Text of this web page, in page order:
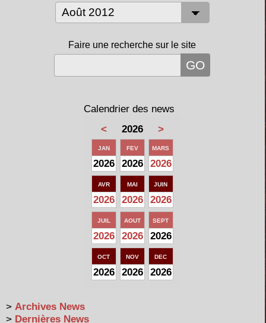
Faire une recherche sur le site
Calendrier des news
<
2026 >
JAN
2026
FEV
2026
MARS
2026
AVR
2026
MAI
2026
JUIN
2026
JUIL
2026
AOUT
2026
SEPT
2026
OCT
2026
NOV
2026
DEC
2026
> Archives News
> Dernières News